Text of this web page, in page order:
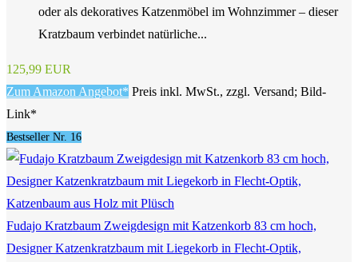
oder als dekoratives Katzenmöbel im Wohnzimmer – dieser
Kratzbaum verbindet natürliche...
125,99 EUR
Zum Amazon Angebot* Preis inkl. MwSt., zzgl. Versand; Bild-
Link*
Bestseller Nr. 16
Fudajo Kratzbaum Zweigdesign mit Katzenkorb 83 cm hoch,
Designer Katzenkratzbaum mit Liegekorb in Flecht-Optik,